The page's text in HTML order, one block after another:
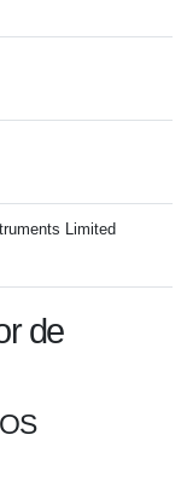
Limited
de